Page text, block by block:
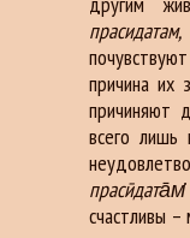
причина их
причиняют
всего лишь
прасӣдата̄м̇
счастливы